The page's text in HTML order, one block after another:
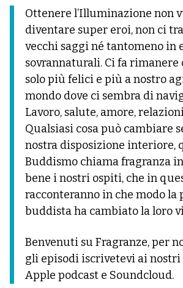
Ottenere l’Illuminazione non
diventare super eroi, non ci
vecchi saggi né tantomeno in
sovrannaturali. Ci fa rimanere
solo più felici e più a nostro
mondo dove ci sembra di
Lavoro, salute, amore,
Qualsiasi cosa può cambiare
nostra disposizione interiore,
Buddismo chiama fragranza
bene i nostri ospiti, che in
racconteranno in che modo la
buddista ha cambiato la loro
Benvenuti su Fragranze, per
gli episodi iscrivetevi ai nostri
Apple podcast e Soundcloud.